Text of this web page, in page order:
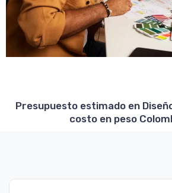
Presupuesto estimado en
costo en peso